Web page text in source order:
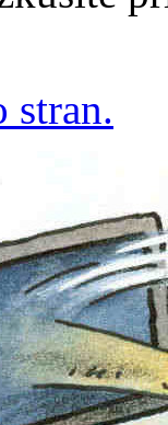
stran.